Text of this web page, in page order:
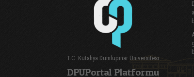
T.C. Kütahya Dumlupınar Üniversitesi
DPUPortal Platformu